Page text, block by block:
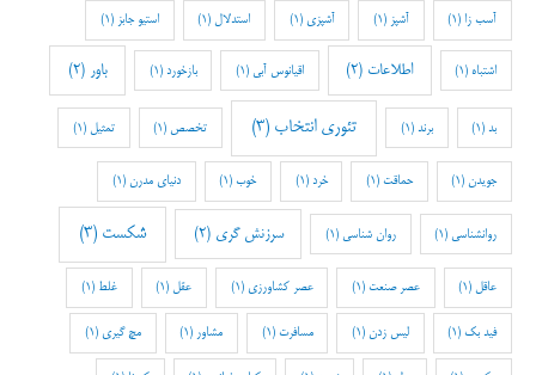
آسب زا (1) آشپز (1) آشپزی (1) استدلال (1) استیو جابز (1)
اشتباه (1) اطلاعات (2) اقیانوس آبی (1) بازخورد (1) باور (2)
بد(1) برند (1) تئوری انتخاب (3) تخصص (1) تمثیل (1)
جویدن (1) حماقت (1) خرد (1) خوب(1) دنیای مدرن (1)
روانشناسی (1) روان شناسی (1) سرزنش گری (2) شکست (3)
عاقل (1) عصر صنعت (1) عصر کشاورزی (1) عقل (1) غلط (1)
فید بک(1) لیس زدن (1) مسافرت (1) مشاور (1) مچ گیری (1)